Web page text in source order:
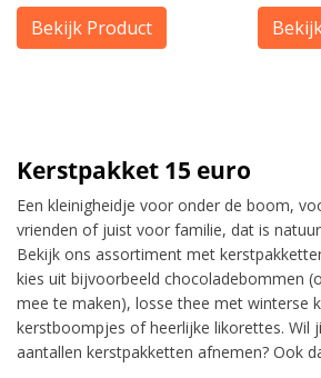
Bekijk Product
Kerstpakket 15 euro
Een kleinigheidje voor onder de boom,
vrienden of juist voor familie, dat is
Bekijk ons assortiment met
kies uit bijvoorbeeld chocoladebommen
mee te maken), losse thee met winterse
kerstboompjes of heerlijke likorettes. Wil
aantallen kerstpakketten afnemen? Ook